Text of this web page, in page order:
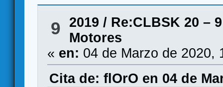
9 2019 / Re:CLBSK 20 –
Motores
« en: 04 de Marzo de 2020,
Cita de: flOrO en 04 de